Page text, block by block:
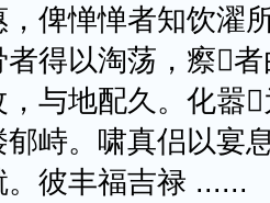
俾惮惮者知饮濯
得以淘荡，瘵
与地配久。化嚣
峙。啸真侣以宴
彼丰福吉禄 ......